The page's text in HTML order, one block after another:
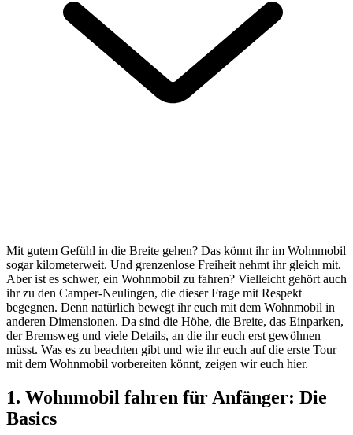
Mit gutem Gefühl in die Breite gehen? Das könnt ihr im Wohnmobil
sogar kilometerweit. Und grenzenlose Freiheit nehmt ihr gleich mit.
Aber ist es schwer, ein Wohnmobil zu fahren? Vielleicht gehört auch
ihr zu den Camper-Neulingen, die dieser Frage mit Respekt
begegnen. Denn natürlich bewegt ihr euch mit dem Wohnmobil in
anderen Dimensionen. Da sind die Höhe, die Breite, das Einparken,
der Bremsweg und viele Details, an die ihr euch erst gewöhnen
müsst. Was es zu beachten gibt und wie ihr euch auf die erste Tour
mit dem Wohnmobil vorbereiten könnt, zeigen wir euch hier.
1. Wohnmobil fahren für Anfänger: Die
Basics